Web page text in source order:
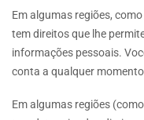
Em algumas regiões,
tem direitos que lhe
informações pessoais.
conta a qualquer
Em algumas regiões